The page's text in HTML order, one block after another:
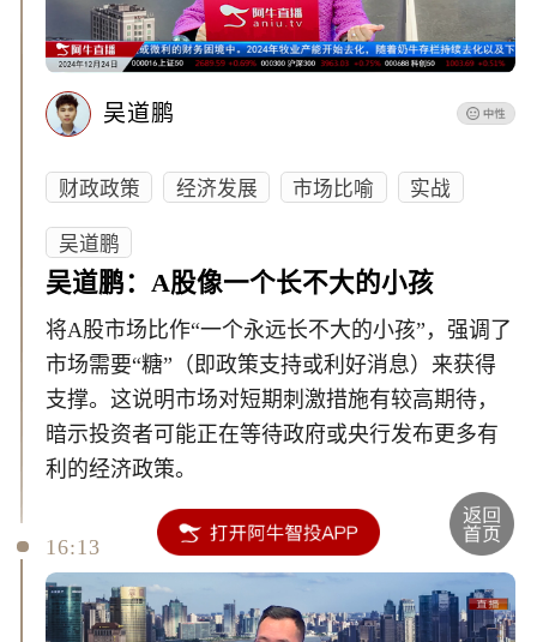
吴道鹏
财政政策 经济发展 市场比喻
实战
吴道鹏
吴道鹏：A股像一个长不大的小孩
将A股市场比作“一个永远长不大的小孩”，强调了
市场需要“糖”（即政策支持或利好消息）来获得
支撑。这说明市场对短期刺激措施有较高期待，
暗示投资者可能正在等待政府或央行发布更多有
利的经济政策。
16:13